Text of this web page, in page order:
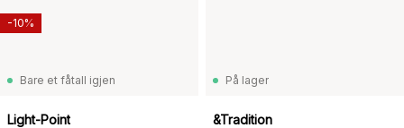
Bare et fåtall igjen
Light-Point
-10%
På lager
&Tradition